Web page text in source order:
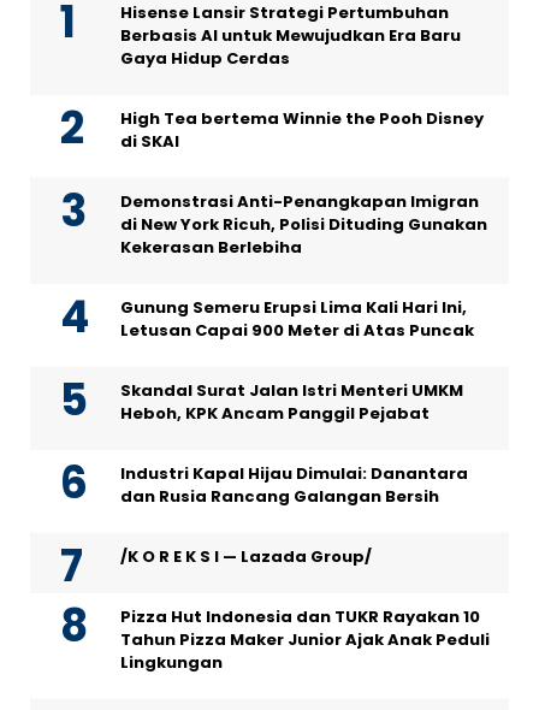
Hisense Lansir Strategi Pertumbuhan
Berbasis AI untuk Mewujudkan Era Baru
Gaya Hidup Cerdas
High Tea bertema Winnie the Pooh Disney
di SKAI
Demonstrasi Anti-Penangkapan Imigran
di New York Ricuh, Polisi Dituding Gunakan
Kekerasan Berlebiha
Gunung Semeru Erupsi Lima Kali Hari Ini,
Letusan Capai 900 Meter di Atas Puncak
Skandal Surat Jalan Istri Menteri UMKM
Heboh, KPK Ancam Panggil Pejabat
Industri Kapal Hijau Dimulai: Danantara
dan Rusia Rancang Galangan Bersih
/K O R E K S I — Lazada Group/
Pizza Hut Indonesia dan TUKR Rayakan 10
Tahun Pizza Maker Junior Ajak Anak Peduli
Lingkungan